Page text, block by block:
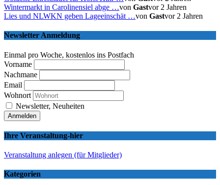
Wintermarkt in Carolinensiel abge …von Gastvor 2 Jahren
Lies und NLWKN geben Lageeinschät …von Gastvor 2 Jahren
Newsletter Anmeldung
Einmal pro Woche, kostenlos ins Postfach
Vorname
Nachmane
Email
Wohnort
Newsletter, Neuheiten
Ihre Veranstaltung-hier
Veranstaltung anlegen (für Mitglieder)
Kategorien